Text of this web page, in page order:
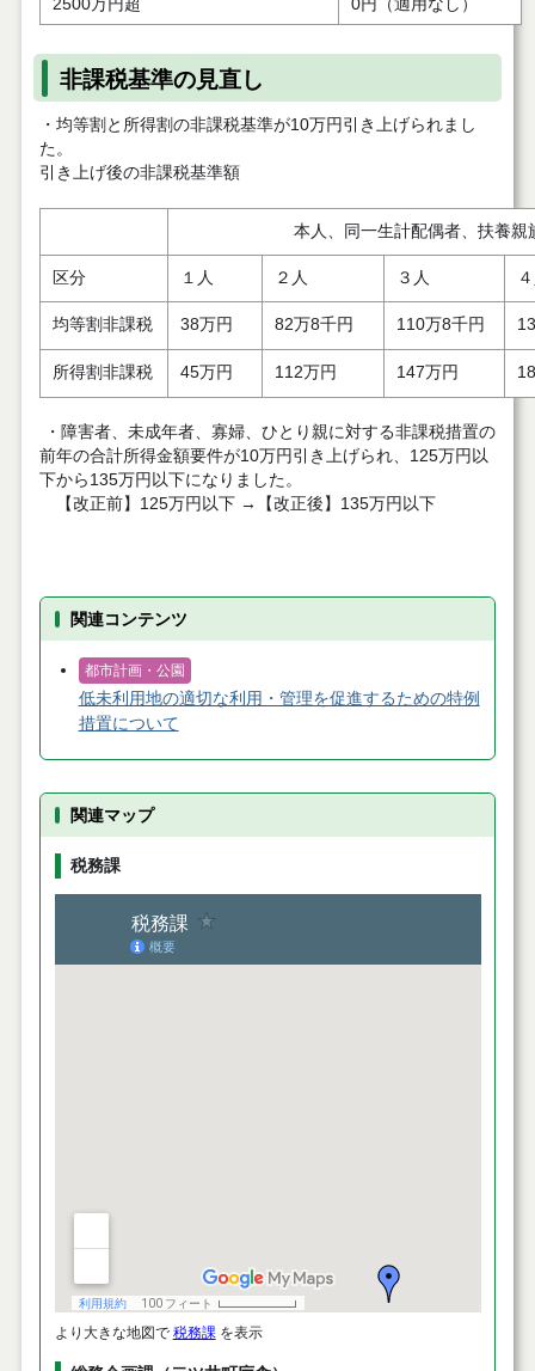
2500万円超 0円（適用なし）
非課税基準の見直し
・均等割と所得割の非課税基準が10万円引き上げられまし
た。
引き上げ後の非課税基準額
本人、同一生計配偶者、扶養親
区分 １人 ２人 ３人
均等割非課税 38万円 82万8千円 110万8千円
所得割非課税 45万円 112万円 147万円
・障害者、未成年者、寡婦、ひとり親に対する非課税措置の
前年の合計所得金額要件が10万円引き上げられ、125万円以
下から135万円以下になりました。
【改正前】125万円以下 →【改正後】135万円以下
関連コンテンツ
都市計画・公園
低未利用地の適切な利用・管理を促進するための特例
措置について
関連マップ
税務課
より大きな地図で 税務課を表示